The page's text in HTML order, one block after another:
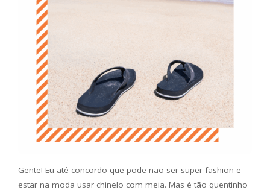
Gente! Eu até concordo que pode não ser super fashion e
estar na moda usar chinelo com meia. Mas é tão quentinho